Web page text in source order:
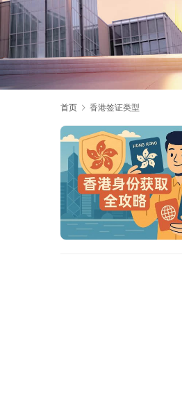
首页 香港签证类型